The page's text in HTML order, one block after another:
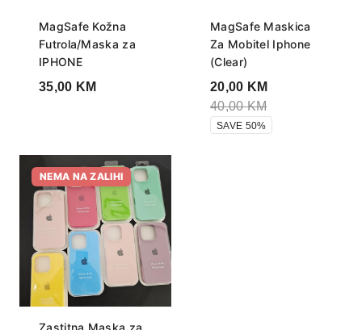
MagSafe Kožna
Futrola/Maska za
IPHONE
35,00 KM
MagSafe Maskica
Za Mobitel Iphone
(Clear)
20,00 KM
40,00KM
SAVE 50%
NEMA NA ZALIHI